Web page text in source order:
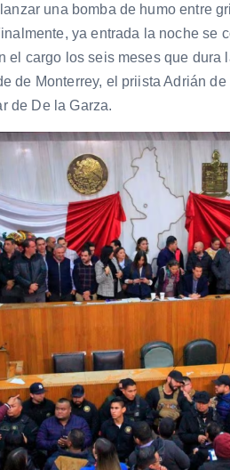
una bomba de humo entre
ya entrada la noche se
el cargo los seis meses que
de Monterrey, el priista Adrián
de De la Garza.